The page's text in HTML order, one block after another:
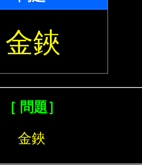
金鋏
［ 問題］
金鋏